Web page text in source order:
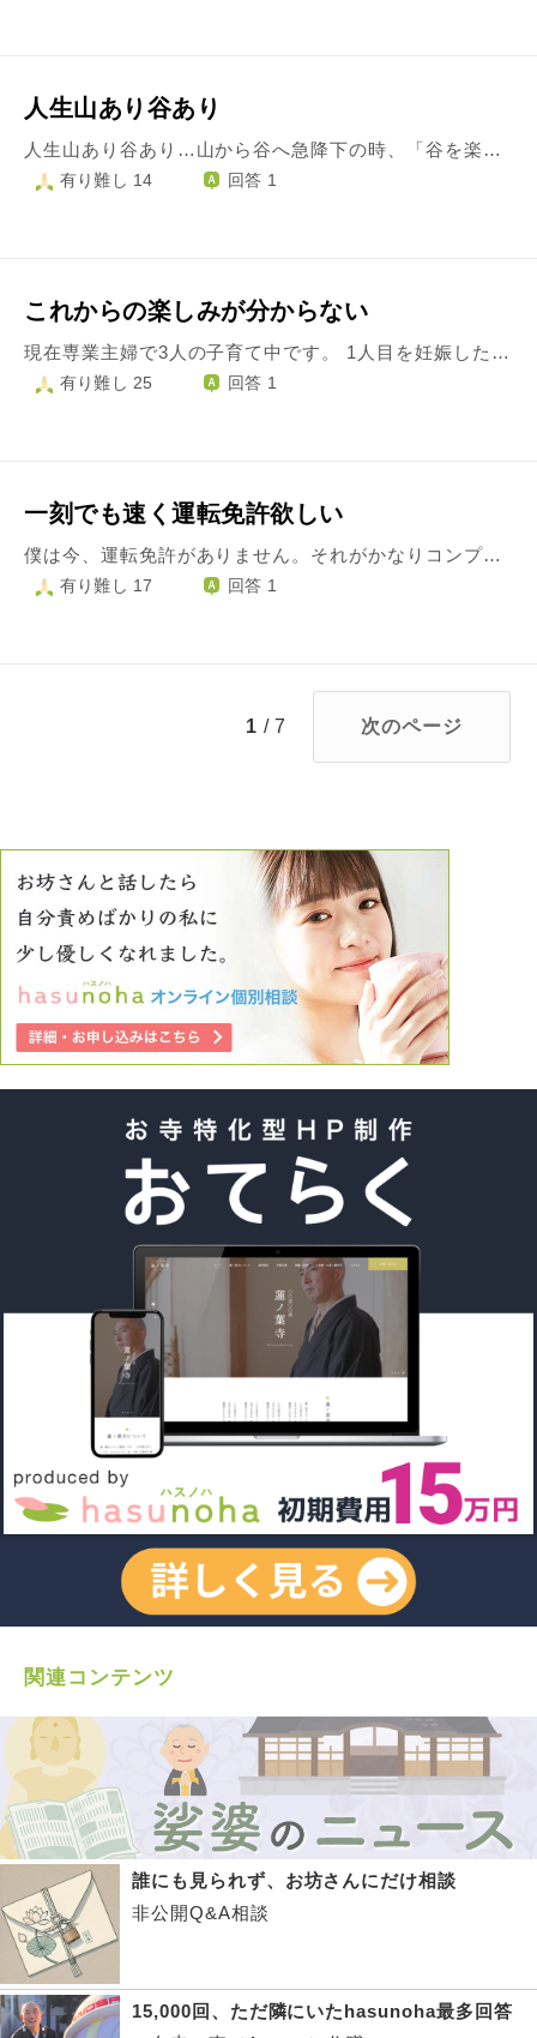
人生山あり谷あり
人生山あり谷あり…山から谷へ急降下の時、「谷を楽しめばいい」と聞いた事があります。 谷を楽しむにはどうしたらよいのでしょうか？
有り難し 14 回答 1
これからの楽しみが分からない
現在専業主婦で3人の子育て中です。 1人目を妊娠した時から体調が優れない、育休、2人目と3人目の妊娠と続いていたことから、働いていた期間が短く、退職して今に至ります。(職種はプロフィールに記載しています) 以前働いていた職場はかなりストレスがあり、退職して精神的に落ち着いて過ごしていました。 子育てに専念して、大変なことも多くありましたが、ある人(目上の方)の「これからたくさん楽しいことが待ってるから、頑張ってね」という言葉を信じ乗り越えてきました。 ですが最近になり、これからの楽しいことが分からなくなってしまいました。 子供や結婚していない友人を見ると、大人になって好きなことをして、幸せを感じて、結婚すれば妊娠や出産、可愛い赤ちゃんの育児等、たくさんの幸せが待ってるよと私が通ってきた道を思い出して話すことができます。 (結婚や出産が人生の全てだとは思っていません) ですが、同級生で結婚し妊娠している人を見かけ「これからあの幸せが待っているんだ、いいなぁ、戻りたいな、また味わいたいな」と思ってしまいます。 私は周りより少し早く結婚して、妊娠や出産3回をしたのでそう思ってしまうのだと思います。 子供たちは本当にいい子で、可愛く、家族で一緒に居る時間は私にとって最大の幸せです。 ですが、その同級生を見かけてから、心がモヤモヤし、何となく落ち込んでいます。 子供たちの成長等、楽しいことはあるのだろうなとは思えます。 ですが具体的にどういったことか、イメージがつかず不安になります。 また今年中に働く予定なのですが、ブランクがあり、私が働いていない期間、働いていた同期は経験を積み突き放されたような気がして不安もあります。 以前働いていた職場でのストレスがトラウマのような形になっていて、次に働くところの人間関係も大丈夫かなと不安あり、経験もないし、これからやっていけるのかと心配になっています。 このような状態であり、数日心がスッキリしません。 不安や周りをいいなぁと思う気持ちが苦しいです。 何かアドバイス頂けると嬉しいです。 読みづらい文章で申し訳ありません。 よろしくお願いします。
有り難し 25 回答 1
一刻でも速く運転免許欲しい
僕は今、運転免許がありません。それがかなりコンプレックスになっています。hasunohaのお坊さんからは運転免許証を取得しましょうと言われているのに自動車教習所に行くお金がなくてなかなか一歩を踏み出せません。 それは決まってるんですけどそれまで運転免許のことが頭から離れられず忘れられないです。自分はまだ就職していないのでお金がなくて遠く感じてしまい、なかなか我慢できませんし、待つこともなかなかできません。毎日、毎日早く運転免許取りたいと悩んでしまいます。 自分で見つけるのは難しいので運転免許斡旋サービスを利用しようと思っています。 そのためには早く就職したいです。就職するまでの間、就職が決まって貯まるまでの間どうすればいいですか？
有り難し 17 回答 1
1 / 7 次のページ
関連コンテンツ
誰にも見られず、お坊さんにだけ相談
非公開Q&A相談
15,000回、ただ隣にいたhasunoha最多回答